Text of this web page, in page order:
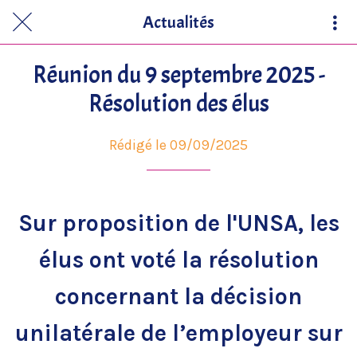
Actualités
Réunion du 9 septembre 2025 -
Résolution des élus
Rédigé le 09/09/2025
Sur proposition de l'UNSA, les
élus ont voté la résolution
concernant la décision
unilatérale de l’employeur sur